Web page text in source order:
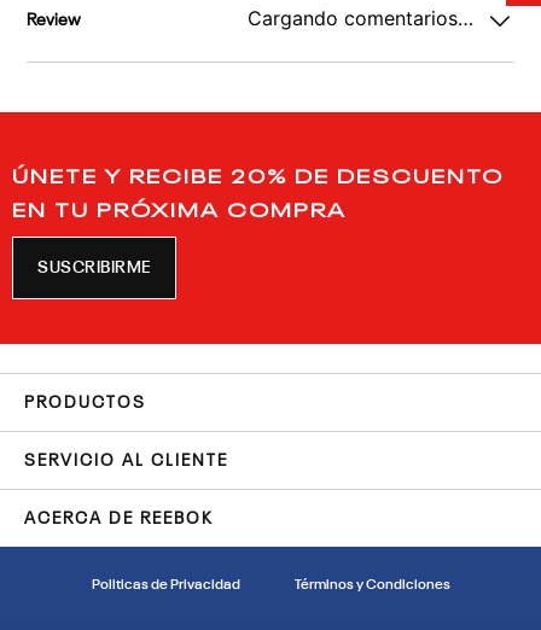
Review Cargando comentarios…
ÚNETE Y RECIBE 20% DE DESCUENTO
EN TU PRÓXIMA COMPRA
SUSCRIBIRME
PRODUCTOS
SERVICIO AL CLIENTE
ACERCA DE REEBOK
Politicas de Privacidad Términos y Condiciones